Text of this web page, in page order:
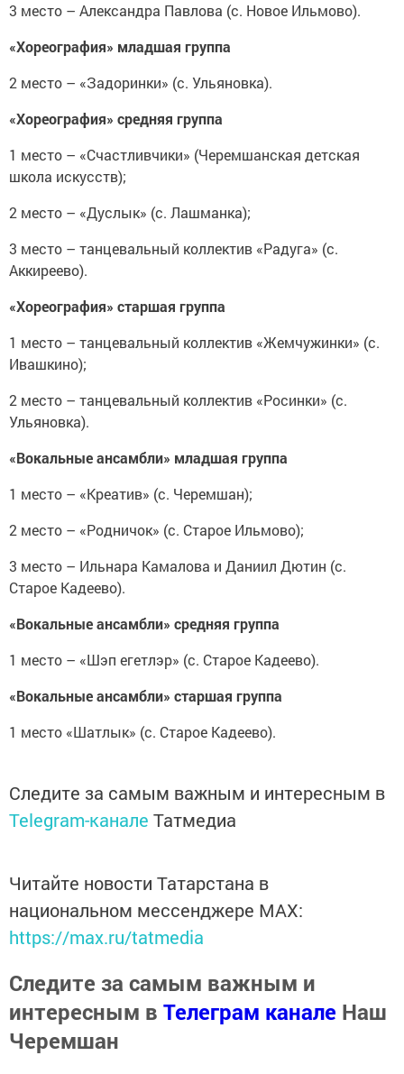
3 место – Александра Павлова (с. Новое Ильмово).
«Хореография» младшая группа
2 место – «Задоринки» (с. Ульяновка).
«Хореография» средняя группа
1 место – «Счастливчики» (Черемшанская детская
школа искусств);
2 место – «Дуслык» (с. Лашманка);
3 место – танцевальный коллектив «Радуга» (с.
Аккиреево).
«Хореография» старшая группа
1 место – танцевальный коллектив «Жемчужинки» (с.
Ивашкино);
2 место – танцевальный коллектив «Росинки» (с.
Ульяновка).
«Вокальные ансамбли» младшая группа
1 место – «Креатив» (с. Черемшан);
2 место – «Родничок» (с. Старое Ильмово);
3 место – Ильнара Камалова и Даниил Дютин (с.
Старое Кадеево).
«Вокальные ансамбли» средняя группа
1 место – «Шэп егетлэр» (с. Старое Кадеево).
«Вокальные ансамбли» старшая группа
1 место «Шатлык» (с. Старое Кадеево).
Следите за самым важным и интересным в
Telegram-канале Татмедиа
Читайте новости Татарстана в
национальном мессенджере MАХ:
https://max.ru/tatmedia
Следите за самым важным и
интересным в Телеграм канале Наш
Черемшан